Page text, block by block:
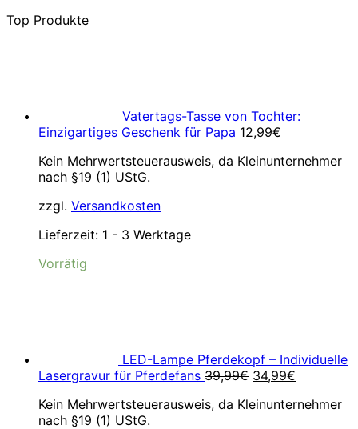
Top Produkte
Vatertags-Tasse von Tochter:
Einzigartiges Geschenk für Papa 12,99€
Kein Mehrwertsteuerausweis, da Kleinunternehmer
nach §19 (1) UStG.
zzgl. Versandkosten
Lieferzeit: 1 - 3 Werktage
Vorrätig
LED-Lampe Pferdekopf – Individuelle
Lasergravur für Pferdefans 39,99€ Ursprünglicher
war:
34,99€
ist:
Kein Mehrwertsteuerausweis, da Kleinunternehmer
nach §19 (1) UStG.